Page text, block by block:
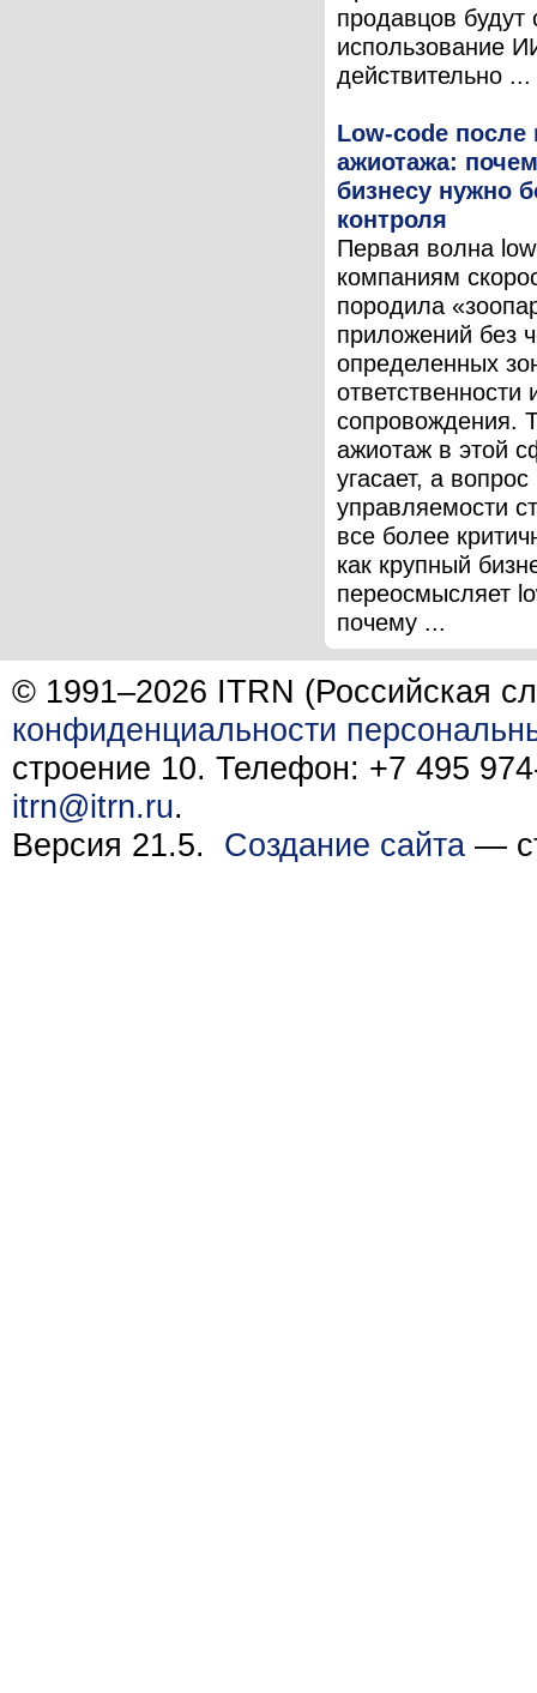
продавцов будут
использование
действительно ...
Low-code
ажиотажа:
бизнесу нужно
контроля
Первая волна
компаниям
породила
приложений без
определенных
сопровождения.
ажиотаж в этой
угасает, а вопрос
управляемости
все более
как крупный
переосмысляет
почему ...
© 1991–2026 ITRN (Российская
конфиденциальности
строение 10. Телефон: +7 495
itrn@itrn.ru.
Версия 21.5. Создание сайта —